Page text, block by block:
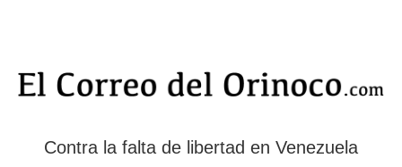
Contra la falta de libertad en Venezuela